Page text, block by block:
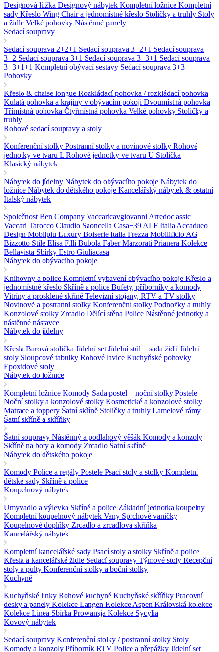
Designová lůžka Designový nábytek Kompletní ložnice Kompletní
sady Křeslo Wing Chair a jednomístné křeslo Stoličky a truhly Stoly
a židle Velké pohovky Nástěnné panely
Sedací soupravy
Sedací souprava 2+2+1 Sedací souprava 3+2+1 Sedací souprava
3+2 Sedací souprava 3+1 Sedací souprava 3+3+1 Sedací souprava
3+3+1+1 Kompletní obývací sestavy Sedací souprava 3+3
Pohovky
Křeslo & chaise longue Rozkládací pohovka / rozkládací pohovka
Kulatá pohovka a krajiny v obývacím pokoji Dvoumístná pohovka
Třímístná pohovka Čtyřmístná pohovka Velké pohovky Stoličky a
truhly
Rohové sedací soupravy a stoly
Konferenční stolky Postranní stolky a novinové stolky Rohové
jednotky ve tvaru L Rohové jednotky ve tvaru U Stolička
Klasický nábytek
Nábytek do jídelny Nábytek do obývacího pokoje Nábytek do
ložnice Nábytek do dětského pokoje Kancelářský nábytek & ostatní
Italský nábytek
Společnost Ben Company Vaccaricavgiovanni Arredoclassic
Vaccari Tarocco Claudio Saoncella Casa+39 ALF Italia Accadueo
Design Mobilpiu Luxury Boiserie Italia Frezza Mobilificio AG
Bizzotto Stile Elisa F.lli Bubola FaberMarzorati Prianera Kolekce
Bellavista Sbírky Estro Giuliacasa
Nábytek do obývacího pokoje
Knihovny a police Kompletní vybavení obývacího pokoje Křeslo a
jednomístné křeslo Skříně a police Bufety, příborníky a komody
Vitríny a prosklené skříně Televizní stojany, RTV a TV stolky
Novinové a postranní stolky Konferenční stolky Podnožky a truhly
Konzolové stolky Zrcadlo Dělící stěna Police Nástěnné jednotky a
nástěnné nástavce
Nábytek do jídelny
Křesla Barová stolička Jídelní set Jídelní stůl + sada židlíJídelní
stoly Sloupcové tabulky Rohové lavice Kuchyňské pohovky
Epoxidové stoly
Nábytek do ložnice
Kompletní ložnice Komody Sada postel + noční stolky Postele
Noční stolky a konzolové stolky Kosmetické a konzolové stolky
Matrace a toppery Šatní skříně Stoličky a truhly Lamelové rámy
Šatní skříně a skříňky
Šatní soupravy Nástěnný a podlahový věšák Komody a konzoly
Skříně na boty a komody Zrcadlo Šatní skříně
Nábytek do dětského pokoje
Komody Police a regály Postele Psací stoly a stolky Kompletní
dětské sady Skříně a police
Koupelnový nábytek
Umyvadlo a výlevka Skříně a police Základní jednotka koupelny
Kompletní koupelnový nábytek Vany Sprchové vaničky
Koupelnové doplňky Zrcadlo a zrcadlová skříňka
Kancelářský nábytek
Kompletní kancelářské sady Psací stoly a stolky Skříně a police
Křesla a kancelářské židle Sedací soupravy Týmové stoly Recepční
stoly a pulty Konferenční stolky a boční stolky
Kuchyně
Kuchyňské linky Rohové kuchyně Kuchyňské skříňky Pracovní
desky a panely Kolekce Langen Kolekce Aspen Královská kolekce
Kolekce Linea Sbírka Prowansja Kolekce Sycylia
Kovový nábytek
Sedací soupravy Konferenční stolky / postranní stolky Stoly
Komody a konzoly Příborník RTV Police a přepážky Jídelní set